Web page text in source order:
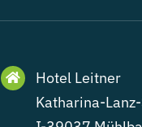
Hotel Leitner
Katharina-